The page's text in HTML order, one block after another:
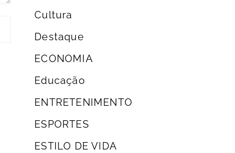
Cultura
Destaque
ECONOMIA
Educação
ENTRETENIMENTO
ESPORTES
ESTILO DE VIDA